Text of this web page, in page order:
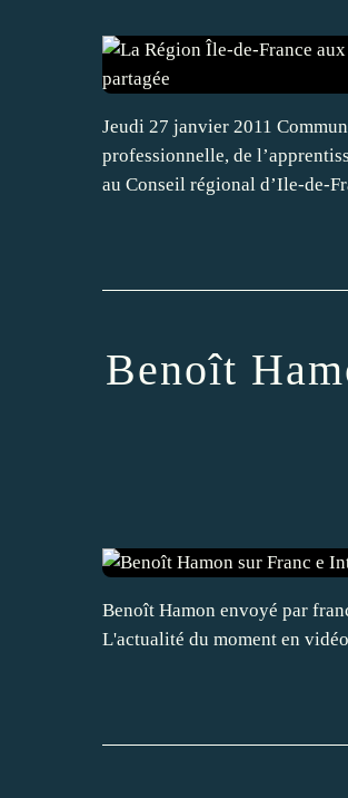
Jeudi 27 janvier 2011
professionnelle, de
au Conseil régional d’Ile-de-
Benoît
Benoît Hamon envoyé par
L'actualité du moment en